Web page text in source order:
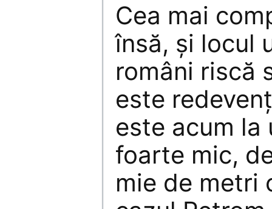
Cea mai
însă, şi locul
români riscă
este
este acum la
foarte mic,
mie de metri